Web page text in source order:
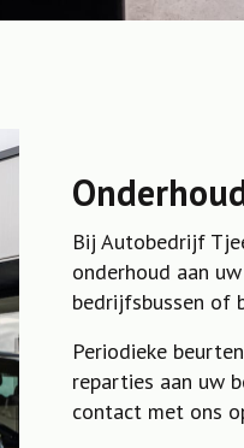
Bij Autobedrijf
onderhoud aan
bedrijfsbussen of
Periodieke
reparties aan uw
contact met ons